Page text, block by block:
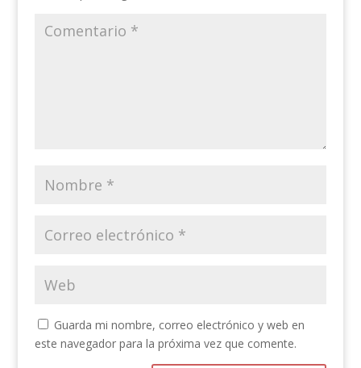
Guarda mi nombre, correo electrónico y web en
este navegador para la próxima vez que comente.